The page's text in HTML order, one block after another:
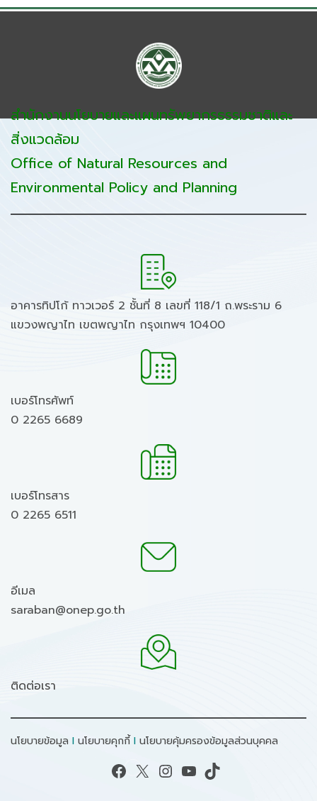
สำนักงานนโยบายและแผนทรัพยากรธรรมชาติและ
สิ่งแวดล้อม
Office of Natural Resources and
Environmental Policy and Planning
อาคารทิปโก้ ทาวเวอร์ 2 ชั้นที่ 8 เลขที่ 118/1 ถ.พระราม 6
แขวงพญาไท เขตพญาไท กรุงเทพฯ 10400
เบอร์โทรศัพท์
0 2265 6689
เบอร์โทรสาร
0 2265 6511
อีเมล
saraban@onep.go.th
ติดต่อเรา
นโยบายข้อมูล I นโยบายคุกกี้ I นโยบายคุ้มครองข้อมูลส่วนบุคคล
Facebook X Instagram YouTube TikTok